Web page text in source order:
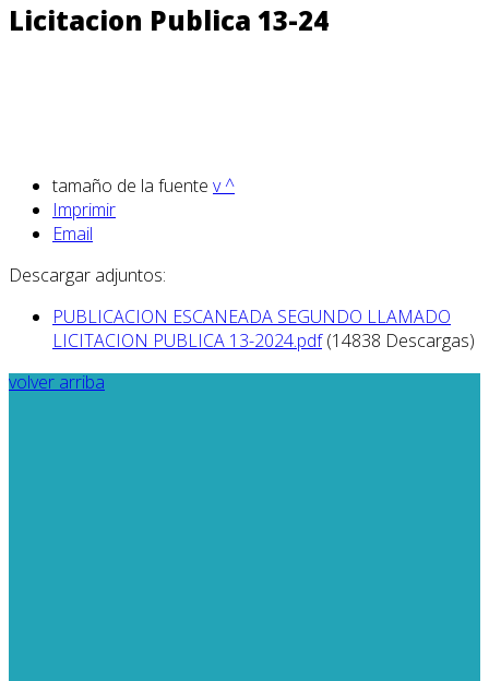
Licitacion Publica 13-24
tamaño de la fuente v^
Imprimir
Email
Descargar adjuntos:
PUBLICACION ESCANEADA SEGUNDO LLAMADO
LICITACION PUBLICA 13-2024.pdf (14838 Descargas)
volver arriba